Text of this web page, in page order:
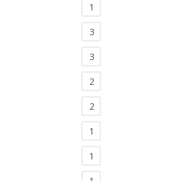
1
3
3
2
2
1
1